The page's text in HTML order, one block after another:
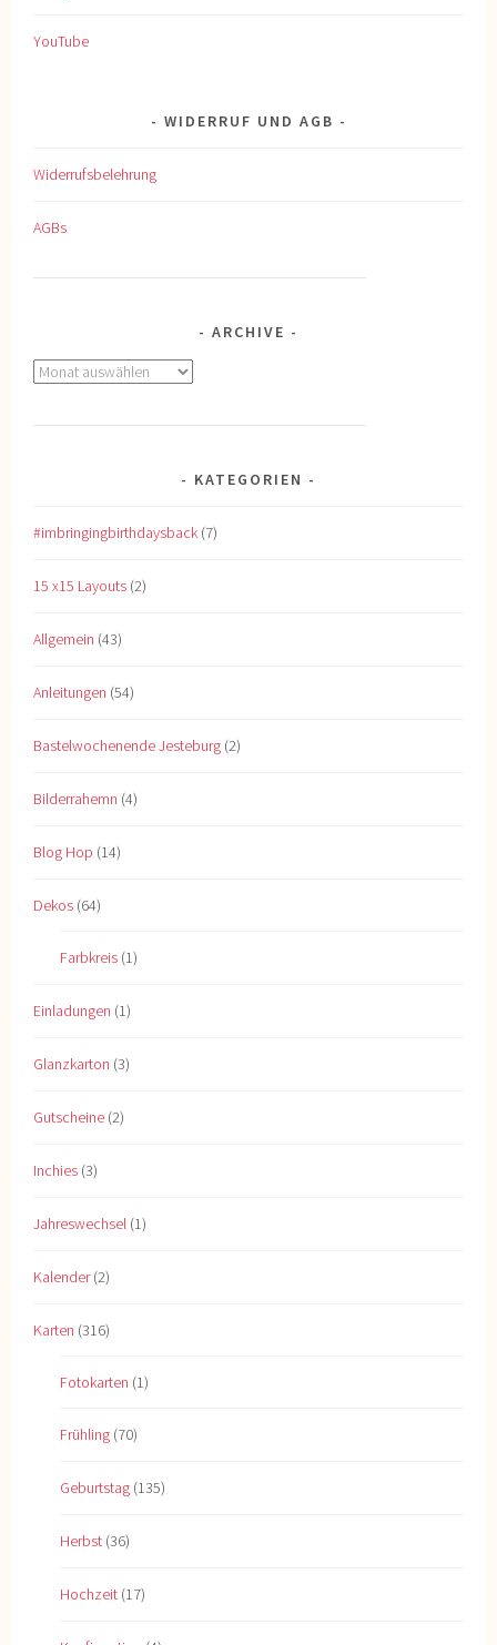
YouTube
WIDERRUF UND AGB
Widerrufsbelehrung
AGBs
ARCHIVE
Archive
KATEGORIEN
#imbringingbirthdaysback (7)
15 x15 Layouts (2)
Allgemein (43)
Anleitungen (54)
Bastelwochenende Jesteburg (2)
Bilderrahemn (4)
Blog Hop (14)
Dekos (64)
Farbkreis (1)
Einladungen (1)
Glanzkarton (3)
Gutscheine (2)
Inchies (3)
Jahreswechsel (1)
Kalender(2)
Karten (316)
Fotokarten (1)
Frühling (70)
Geburtstag (135)
Herbst (36)
Hochzeit (17)